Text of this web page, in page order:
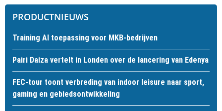
PRODUCTNIEUWS
Training AI toepassing voor MKB-bedrijven
Pairi Daiza vertelt in Londen over de lancering van Edenya
FEC-tour toont verbreding van indoor leisure naar sport,
gaming en gebiedsontwikkeling